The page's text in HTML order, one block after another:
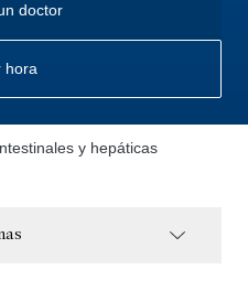
doctor
hora
y hepáticas